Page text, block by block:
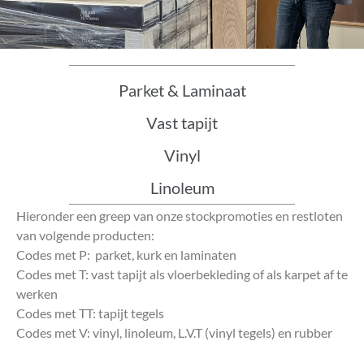
Parket & Laminaat
Vast tapijt
Vinyl
Linoleum
Hieronder een greep van onze stockpromoties en restloten
van volgende producten:
Codes met P: parket, kurk en laminaten
Codes met T: vast tapijt als vloerbekleding of als karpet af te
werken
Codes met TT: tapijt tegels
Codes met V: vinyl, linoleum, L.V.T (vinyl tegels) en rubber